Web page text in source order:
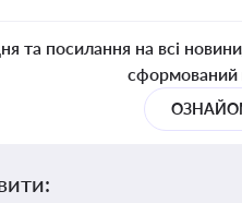
та посилання на всі
сформований